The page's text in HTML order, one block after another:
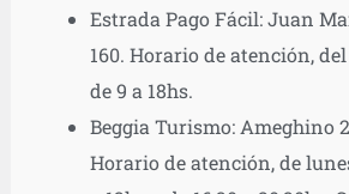
Estrada Pago Fácil: Juan
160. Horario de atención,
de 9 a 18hs.
Beggia Turismo: Ameghino
Horario de atención, de